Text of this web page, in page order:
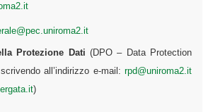
Protezione Dati (DPO – Data Protection
all’indirizzo e-mail: rpd@uniroma2.it
)